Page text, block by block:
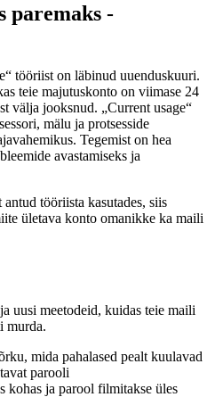
paremaks -
tööriist on läbinud uuenduskuuri.
teie majutuskonto on viimase 24
välja jooksnud. „Current usage“
mälu ja protsesside
Tegemist on hea
avastamiseks ja
tööriista kasutades, siis
ületava konto omanikke ka maili
uusi meetodeid, kuidas teie maili
murda.
mida pahalased pealt kuulavad
parooli
kohas ja parool filmitakse üles